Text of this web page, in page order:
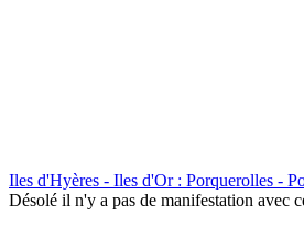
Iles d'Hyères - Iles d'Or : Porquerolles -
Désolé il n'y a pas de manifestation avec